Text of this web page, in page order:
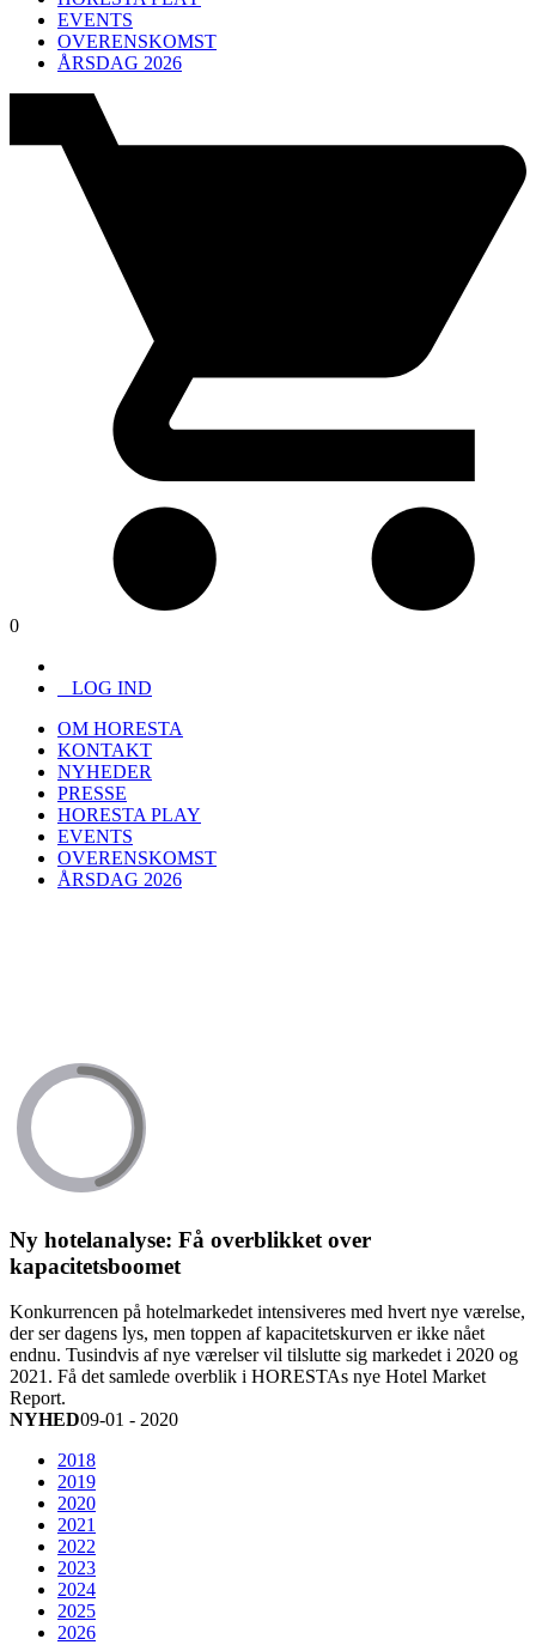
EVENTS
OVERENSKOMST
ÅRSDAG 2026
0
LOG IND
OM HORESTA
KONTAKT
NYHEDER
PRESSE
HORESTA PLAY
EVENTS
OVERENSKOMST
ÅRSDAG 2026
Ny hotelanalyse: Få overblikket over
kapacitetsboomet
Konkurrencen på hotelmarkedet intensiveres med hvert nye værelse,
der ser dagens lys, men toppen af kapacitetskurven er ikke nået
endnu. Tusindvis af nye værelser vil tilslutte sig markedet i 2020 og
2021. Få det samlede overblik i HORESTAs nye Hotel Market
Report.
NYHED09-01 - 2020
2018
2019
2020
2021
2022
2023
2024
2025
2026